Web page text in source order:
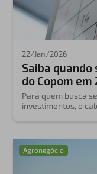
22/Jan/2026
Saiba
do Copom em
Para quem busca
investimentos, o
Agronegócio